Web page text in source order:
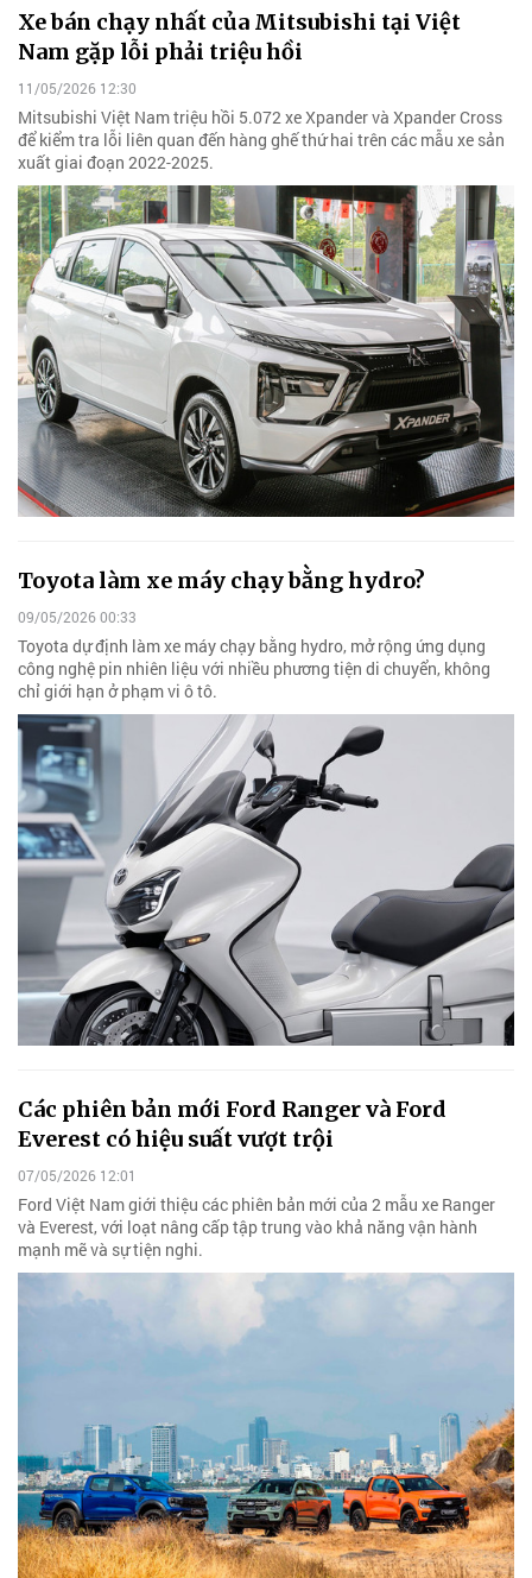
Xe bán chạy nhất của Mitsubishi tại Việt
Nam gặp lỗi phải triệu hồi
11/05/2026 12:30
Mitsubishi Việt Nam triệu hồi 5.072 xe Xpander và Xpander Cross
để kiểm tra lỗi liên quan đến hàng ghế thứ hai trên các mẫu xe sản
xuất giai đoạn 2022-2025.
Toyota làm xe máy chạy bằng hydro?
09/05/2026 00:33
Toyota dự định làm xe máy chạy bằng hydro, mở rộng ứng dụng
công nghệ pin nhiên liệu với nhiều phương tiện di chuyển, không
chỉ giới hạn ở phạm vi ô tô.
Các phiên bản mới Ford Ranger và Ford
Everest có hiệu suất vượt trội
07/05/2026 12:01
Ford Việt Nam giới thiệu các phiên bản mới của 2 mẫu xe Ranger
và Everest, với loạt nâng cấp tập trung vào khả năng vận hành
mạnh mẽ và sự tiện nghi.